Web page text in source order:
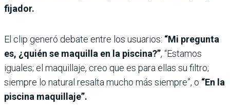
fijador.
El clip generó debate entre los usuarios: “Mi pregunta
es, ¿quién se maquilla en la piscina?”, “Estamos
iguales; el maquillaje, creo que es para ellas su filtro;
siempre lo natural resalta mucho más siempre”, o “En la
piscina maquillaje”.